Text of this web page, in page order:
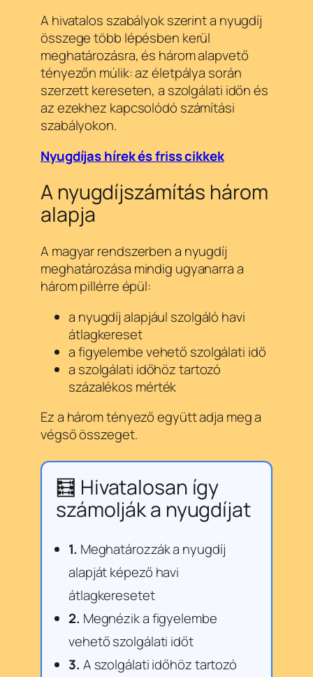
A hivatalos szabályok szerint a nyugdíj
összege több lépésben kerül
meghatározásra, és három alapvető
tényezőn múlik: az életpálya során
szerzett kereseten, a szolgálati időn és
az ezekhez kapcsolódó számítási
szabályokon.
Nyugdíjas hírek és friss cikkek
A nyugdíjszámítás három
alapja
A magyar rendszerben a nyugdíj
meghatározása mindig ugyanarra a
három pillérre épül:
a nyugdíj alapjául szolgáló havi
átlagkereset
a figyelembe vehető szolgálati idő
a szolgálati időhöz tartozó
százalékos mérték
Ez a három tényező együtt adja meg a
végső összeget.
🧮 Hivatalosan így
számolják a nyugdíjat
1. Meghatározzák a nyugdíj
alapját képező havi
átlagkeresetet
2. Megnézik a figyelembe
vehető szolgálati időt
3. A szolgálati időhöz tartozó